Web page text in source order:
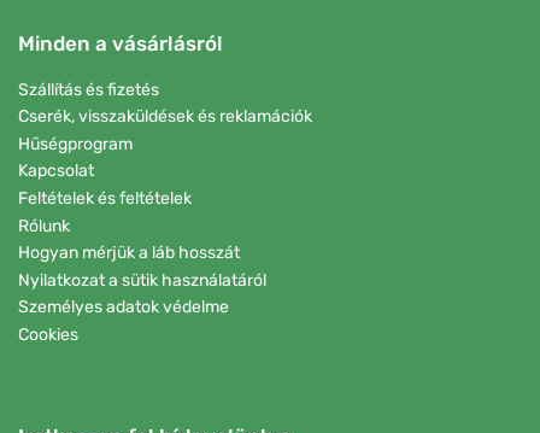
Minden a vásárlásról
Szállítás és fizetés
Cserék, visszaküldések és reklamációk
Hűségprogram
Kapcsolat
Feltételek és feltételek
Rólunk
Hogyan mérjük a láb hosszát
Nyilatkozat a sütik használatáról
Személyes adatok védelme
Cookies